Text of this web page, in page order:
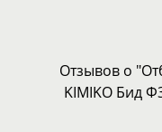
Отзывов о
KIMIKO Бид